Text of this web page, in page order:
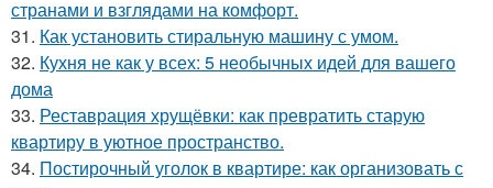
странами и взглядами на комфорт.
31. Как установить стиральную машину с умом.
32. Кухня не как у всех: 5 необычных идей для вашего
дома
33. Реставрация хрущёвки: как превратить старую
квартиру в уютное пространство.
34. Постирочный уголок в квартире: как организовать с